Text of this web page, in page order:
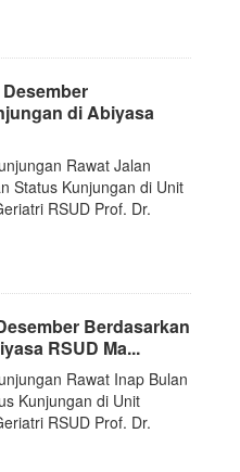
di Abiyasa
Rawat Jalan
Status Kunjungan di Unit
RSUD Prof. Dr.
Berdasarkan
RSUD Ma...
Rawat Inap Bulan
Kunjungan di Unit
RSUD Prof. Dr.